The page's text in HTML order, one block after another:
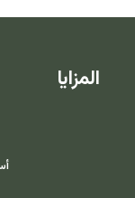
المزايا